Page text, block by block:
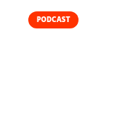
PODCAST